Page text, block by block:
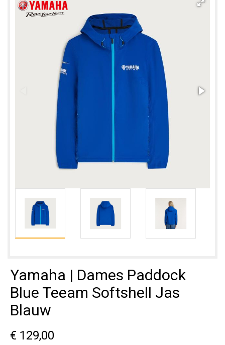
Yamaha | Dames Paddock
Blue Teeam Softshell Jas
Blauw
€ 129,00